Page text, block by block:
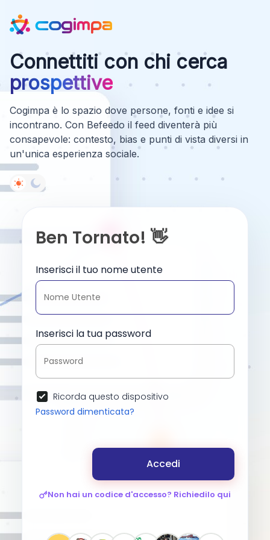
Connettiti con chi cerca
prospettive
Cogimpa è lo spazio dove persone, fonti e idee si
incontrano. Con Befeedo il feed diventerà più
consapevole: contesto, bias e punti di vista diversi in
un'unica esperienza sociale.
Ben Tornato! 👋
Inserisci il tuo nome utente
Inserisci la tua password
Ricorda questo dispositivo
Password dimenticata?
Accedi
Non hai un codice d'accesso? Richiedilo qui